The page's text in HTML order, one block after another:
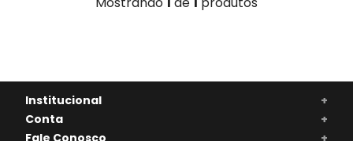
Institucional
+
Conta
+